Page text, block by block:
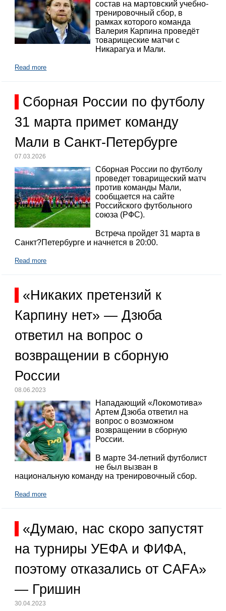
состав на мартовский учебно-
тренировочный сбор, в
рамках которого команда
Валерия Карпина проведёт
товарищеские матчи с
Никарагуа и Мали.
Read more
Сборная России по футболу
31 марта примет команду
Мали в Санкт-Петербурге
07.03.2026
Сборная России по футболу
проведет товарищеский матч
против команды Мали,
сообщается на сайте
Российского футбольного
союза (РФС).
Встреча пройдет 31 марта в
Санкт?Петербурге и начнется в 20:00.
Read more
«Никаких претензий к
Карпину нет» — Дзюба
ответил на вопрос о
возвращении в сборную
России
08.06.2023
Нападающий «Локомотива»
Артем Дзюба ответил на
вопрос о возможном
возвращении в сборную
России.
В марте 34-летний футболист
не был вызван в
национальную команду на тренировочный сбор.
Read more
«Думаю, нас скоро запустят
на турниры УЕФА и ФИФА,
поэтому отказались от CAFA»
— Гришин
30.04.2023